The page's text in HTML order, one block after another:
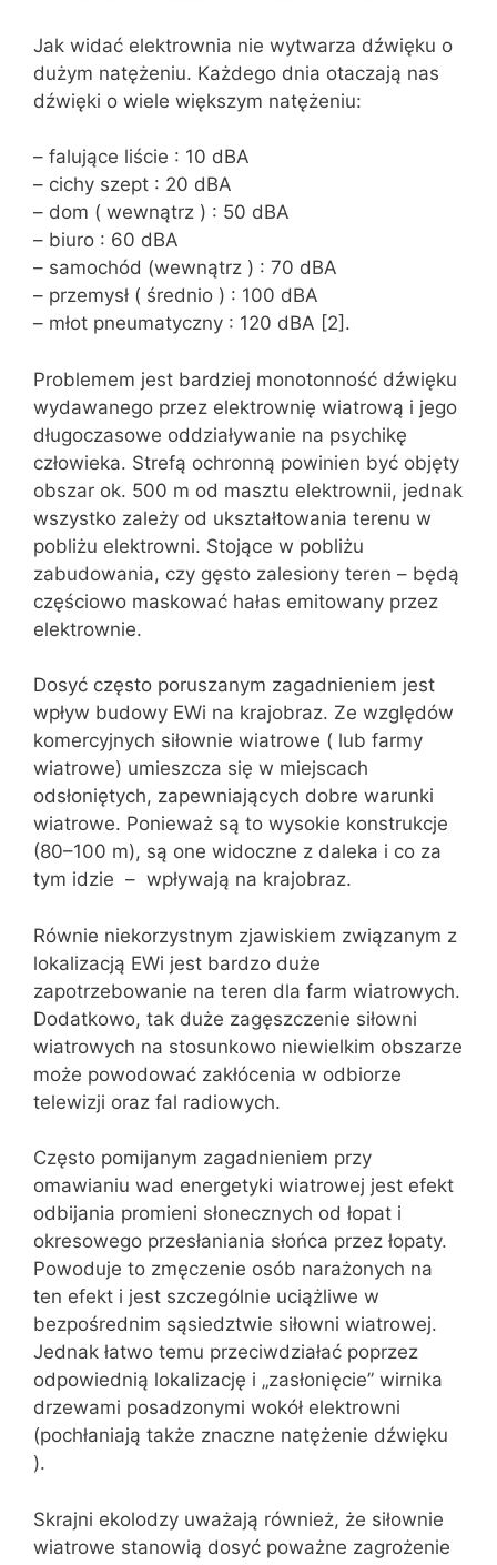
Jak widać elektrownia nie wytwarza dźwięku o
dużym natężeniu. Każdego dnia otaczają nas
dźwięki o wiele większym natężeniu:
– falujące liście : 10 dBA
– cichy szept : 20 dBA
– dom ( wewnątrz ) : 50 dBA
– biuro : 60 dBA
– samochód (wewnątrz ) : 70 dBA
– przemysł ( średnio ) : 100 dBA
– młot pneumatyczny : 120 dBA [2].
Problemem jest bardziej monotonność dźwięku
wydawanego przez elektrownię wiatrową i jego
długoczasowe oddziaływanie na psychikę
człowieka. Strefą ochronną powinien być objęty
obszar ok. 500 m od masztu elektrownii, jednak
wszystko zależy od ukształtowania terenu w
pobliżu elektrowni. Stojące w pobliżu
zabudowania, czy gęsto zalesiony teren – będą
częściowo maskować hałas emitowany przez
elektrownie.
Dosyć często poruszanym zagadnieniem jest
wpływ budowy EWi na krajobraz. Ze względów
komercyjnych siłownie wiatrowe ( lub farmy
wiatrowe) umieszcza się w miejscach
odsłoniętych, zapewniających dobre warunki
wiatrowe. Ponieważ są to wysokie konstrukcje
(80–100 m), są one widoczne z daleka i co za
tym idzie – wpływają na krajobraz.
Równie niekorzystnym zjawiskiem związanym z
lokalizacją EWi jest bardzo duże
zapotrzebowanie na teren dla farm wiatrowych.
Dodatkowo, tak duże zagęszczenie siłowni
wiatrowych na stosunkowo niewielkim obszarze
może powodować zakłócenia w odbiorze
telewizji oraz fal radiowych.
Często pomijanym zagadnieniem przy
omawianiu wad energetyki wiatrowej jest efekt
odbijania promieni słonecznych od łopat i
okresowego przesłaniania słońca przez łopaty.
Powoduje to zmęczenie osób narażonych na
ten efekt i jest szczególnie uciążliwe w
bezpośrednim sąsiedztwie siłowni wiatrowej.
Jednak łatwo temu przeciwdziałać poprzez
odpowiednią lokalizację i „zasłonięcie” wirnika
drzewami posadzonymi wokół elektrowni
(pochłaniają także znaczne natężenie dźwięku
).
Skrajni ekolodzy uważają również, że siłownie
wiatrowe stanowią dosyć poważne zagrożenie